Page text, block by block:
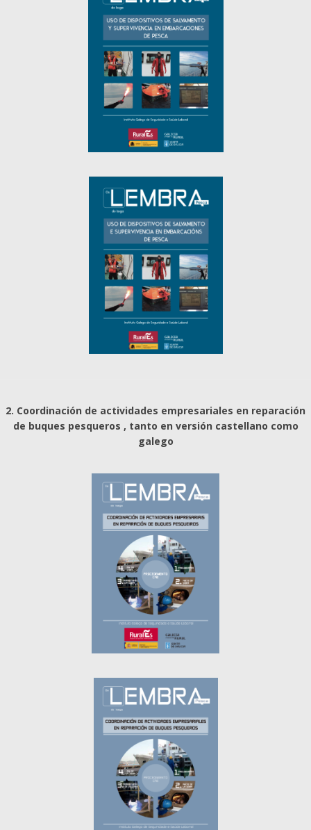
2. Coordinación de actividades empresariales en reparación
de buques pesqueros , tanto en versión castellano como
galego